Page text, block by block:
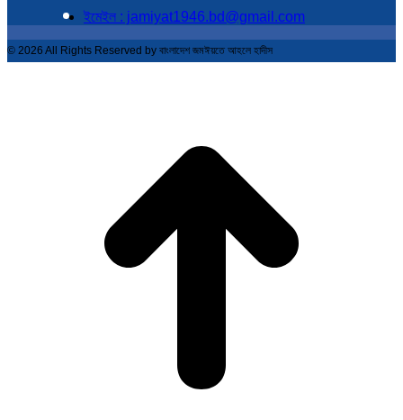
ইমেইল : jamiyat1946.bd@gmail.com
© 2026 All Rights Reserved by বাংলাদেশ জমঈয়তে আহলে হাদীস